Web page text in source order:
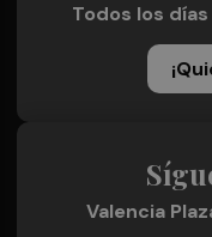
Todos los
Valencia